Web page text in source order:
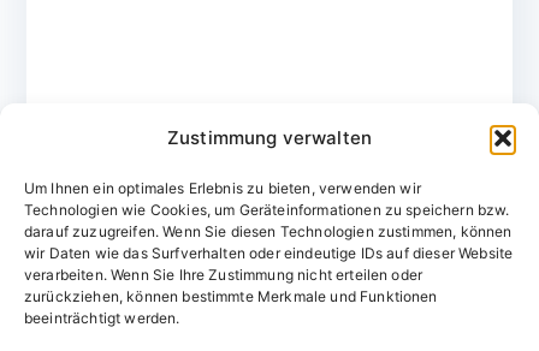
Zustimmung verwalten
Um Ihnen ein optimales Erlebnis zu bieten, verwenden wir
Technologien wie Cookies, um Geräteinformationen zu speichern bzw.
darauf zuzugreifen. Wenn Sie diesen Technologien zustimmen, können
wir Daten wie das Surfverhalten oder eindeutige IDs auf dieser Website
verarbeiten. Wenn Sie Ihre Zustimmung nicht erteilen oder
zurückziehen, können bestimmte Merkmale und Funktionen
beeinträchtigt werden.
Domainvergabestelle.de